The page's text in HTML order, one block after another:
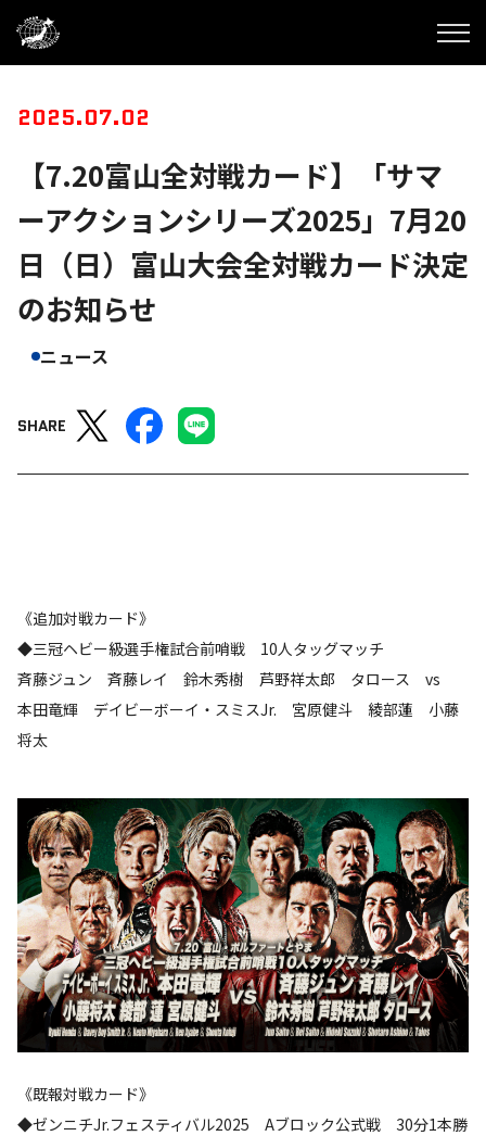
2025.07.02
【7.20富山全対戦カード】「サマ
ーアクションシリーズ2025」7月20
日（日）富山大会全対戦カード決定
のお知らせ
ニュース
SHARE
《追加対戦カード》
◆三冠ヘビー級選手権試合前哨戦 10人タッグマッチ
斉藤ジュン 斉藤レイ 鈴木秀樹 芦野祥太郎 タロース vs
本田竜輝 デイビーボーイ・スミスJr. 宮原健斗 綾部蓮 小藤
将太
《既報対戦カード》
◆ゼンニチJr.フェスティバル2025 Aブロック公式戦 30分1本勝